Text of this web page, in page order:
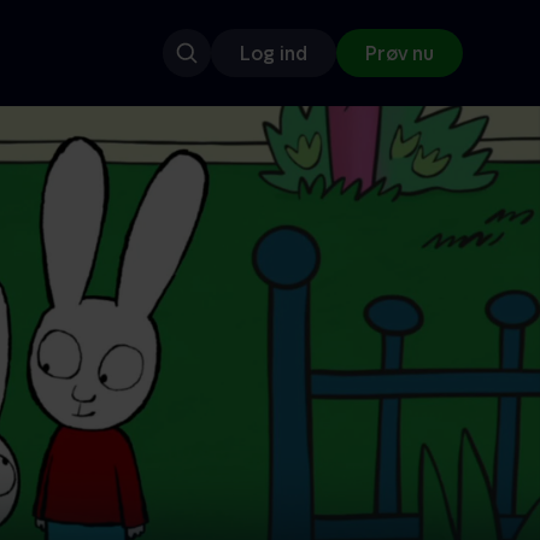
Log ind Prøv nu